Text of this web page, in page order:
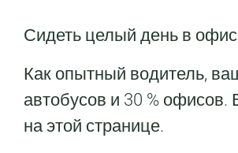
Сидеть целый день в
Как опытный водитель,
автобусов и 30 %
на этой странице.